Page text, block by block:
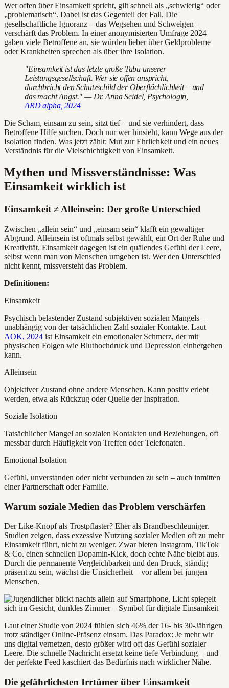
Wer offen über Einsamkeit spricht, gilt schnell als „schwierig“ oder
„problematisch“. Dabei ist das Gegenteil der Fall. Die
gesellschaftliche Ignoranz – das Wegsehen und Schweigen –
verschärft das Problem. In einer anonymisierten Umfrage 2024
gaben viele Betroffene an, sie würden lieber über Geldprobleme
oder Krankheiten sprechen als über ihre Isolation.
"Einsamkeit ist das letzte große Tabu unserer
Leistungsgesellschaft. Wer sie offen anspricht,
durchbricht den Schutzschild der Oberflächlichkeit – und
das macht Angst." — Dr. Anna Seidel, Psychologin,
ARD alpha, 2024
Die Scham, einsam zu sein, sitzt tief – und sie verhindert, dass
Betroffene Hilfe suchen. Doch nur wer hinsieht, kann Wege aus der
Isolation finden. Was jetzt zählt: Mut zur Ehrlichkeit und ein neues
Verständnis für die Vielschichtigkeit von Einsamkeit.
Mythen und Missverständnisse: Was
Einsamkeit wirklich ist
Einsamkeit ≠ Alleinsein: Der große Unterschied
Zwischen „allein sein“ und „einsam sein“ klafft ein gewaltiger
Abgrund. Alleinsein ist oftmals selbst gewählt, ein Ort der Ruhe und
Kreativität. Einsamkeit dagegen ist ein quälendes Gefühl der Leere,
selbst wenn man von Menschen umgeben ist. Wer den Unterschied
nicht kennt, missversteht das Problem.
Definitionen:
Einsamkeit
Psychisch belastender Zustand subjektiven sozialen Mangels –
unabhängig von der tatsächlichen Zahl sozialer Kontakte. Laut
AOK, 2024 ist Einsamkeit ein emotionaler Schmerz, der mit
physischen Folgen wie Bluthochdruck und Depression einhergehen
kann.
Alleinsein
Objektiver Zustand ohne andere Menschen. Kann positiv erlebt
werden, etwa als Rückzug oder Quelle der Inspiration.
Soziale Isolation
Tatsächlicher Mangel an sozialen Kontakten und Beziehungen, oft
messbar durch Häufigkeit von Treffen oder Telefonaten.
Emotional Isolation
Gefühl, unverstanden oder nicht verbunden zu sein – auch inmitten
einer Partnerschaft oder Familie.
Warum soziale Medien das Problem verschärfen
Der Like-Knopf als Trostpflaster? Eher als Brandbeschleuniger.
Studien zeigen, dass exzessive Nutzung sozialer Medien oft zu mehr
Einsamkeit führt, nicht zu weniger. Zwar bieten Instagram, TikTok
& Co. einen schnellen Dopamin-Kick, doch echte Nähe bleibt aus.
Durch die permanente Vergleichbarkeit und den Druck, ständig
präsent zu sein, wächst die Unsicherheit – vor allem bei jungen
Menschen.
Laut einer Studie von 2024 fühlen sich 46% der 16- bis 30-Jährigen
trotz ständiger Online-Präsenz einsam. Das Paradox: Je mehr wir
uns digital vernetzen, desto größer wird oft das Gefühl sozialer
Leere. Die schnelle Nachricht ersetzt keine tiefe Verbindung – und
der perfekte Feed kaschiert das Bedürfnis nach wirklicher Nähe.
Die gefährlichsten Irrtümer über Einsamkeit